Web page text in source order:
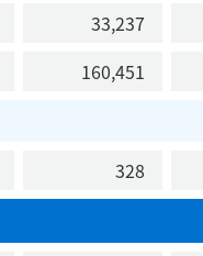
33,237
160,451
328